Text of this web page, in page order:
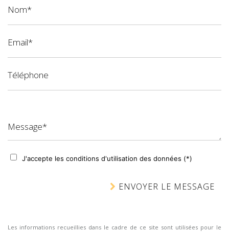
Nom*
Email*
Téléphone
Message*
J'accepte les conditions d'utilisation des données (*)
ENVOYER LE MESSAGE
Les informations recueillies dans le cadre de ce site sont utilisées pour le